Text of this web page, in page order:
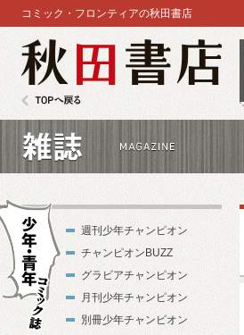
コミック・フロンティアの秋田書店
週刊少年チャンピオン
チャンピオンBUZZ
グラビアチャンピオン
月刊少年チャンピオン
別冊少年チャンピオン